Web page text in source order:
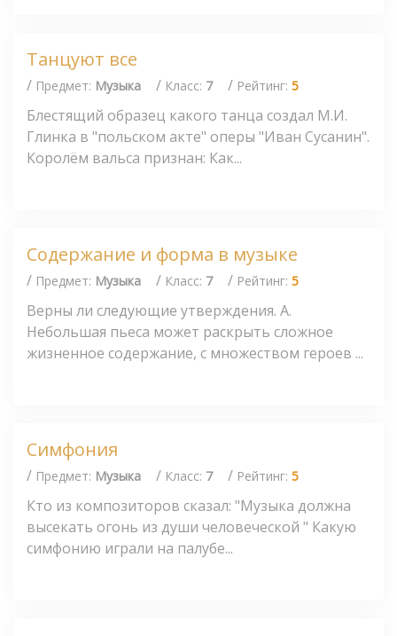
Танцуют все
/ Предмет: Музыка / Класс: 7 / Рейтинг: 5
Блестящий образец какого танца создал М.И.
Глинка в "польском акте" оперы "Иван Сусанин".
Королём вальса признан: Как...
Содержание и форма в музыке
/ Предмет: Музыка / Класс: 7 / Рейтинг: 5
Верны ли следующие утверждения. А.
Небольшая пьеса может раскрыть сложное
жизненное содержание, с множеством героев ...
Симфония
/ Предмет: Музыка / Класс: 7 / Рейтинг: 5
Кто из композиторов сказал: "Музыка должна
высекать огонь из души человеческой " Какую
симфонию играли на палубе...